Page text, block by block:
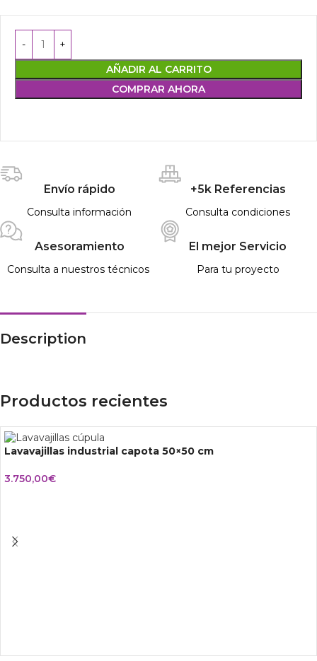
AÑADIR AL CARRITO
COMPRAR AHORA
Envío rápido
Consulta información
+5k Referencias
Consulta condiciones
Asesoramiento
Consulta a nuestros técnicos
El mejor Servicio
Para tu proyecto
Description
Productos recientes
Lavavajillas industrial capota 50×50 cm
3.750,00€